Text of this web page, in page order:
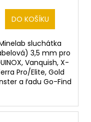
Go-Find
DO KOŠÍKU
sluchátka
3,5 mm pro
Vanquish, X-
Pro/Elite, Gold
a řadu Go-Find